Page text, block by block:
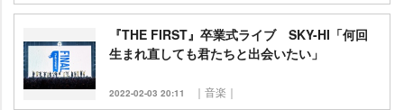
『THE FIRST』卒業式ライブ SKY-HI「何回
生まれ直しても君たちと出会いたい」
2022-02-03 20:11 ｜音楽｜